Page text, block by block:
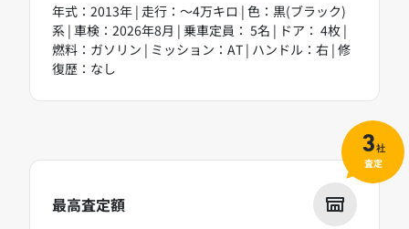
年式：2013年 | 走行：～4万キロ | 色：黒(ブラック)
系 | 車検：2026年8月 | 乗車定員： 5名 | ドア： 4枚 |
燃料：ガソリン | ミッション：AT | ハンドル：右 | 修
復歴：なし
最高査定額
3社
査定